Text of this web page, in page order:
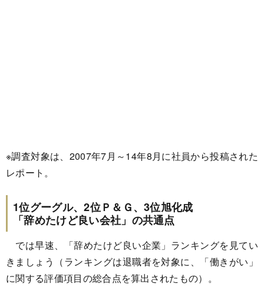
※調査対象は、2007年7月～14年8月に社員から投稿された
レポート。
1位グーグル、2位Ｐ＆Ｇ、3位旭化成
「辞めたけど良い会社」の共通点
では早速、「辞めたけど良い企業」ランキングを見てい
きましょう（ランキングは退職者を対象に、「働きがい」
に関する評価項目の総合点を算出されたもの）。